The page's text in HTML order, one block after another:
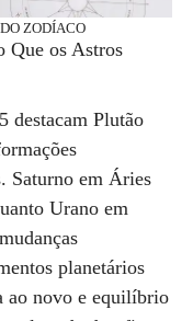
ZODÍACO
Que os Astros
destacam Plutão
Saturno em Áries
Urano em
planetários
ao novo e equilíbrio